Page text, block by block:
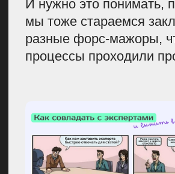
Диверсификация сил
помогает понять, куда нужно
направить внимание.
проще распределить авторов
по конкретным задачам и знать,
Обычно это материалы, которые
требуют работы с экспертами,
проведения интервью, глубокого
погружения в продукт.
Остальное распределяется